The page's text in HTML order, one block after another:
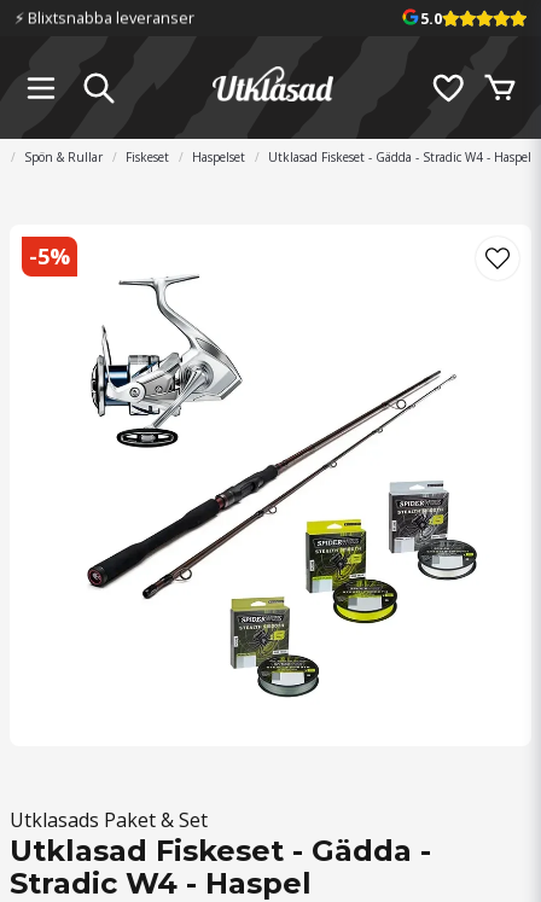
⚡️ Blixtsnabba leveranser 5.0
Spön & Rullar Fiskeset Haspelset Utklasad Fiskeset - Gädda - Stradic W4 - Haspel
-5%
Utklasads Paket & Set
Utklasad Fiskeset - Gädda -
Stradic W4 - Haspel